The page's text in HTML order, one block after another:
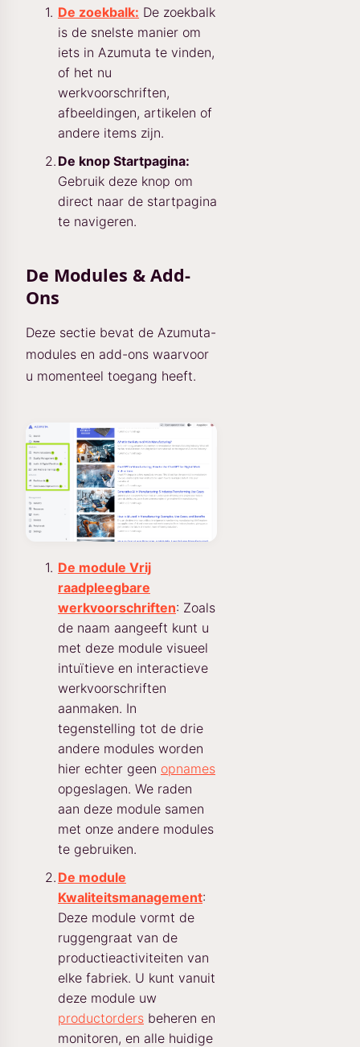
De zoekbalk: De zoekbalk
is de snelste manier om
iets in Azumuta te vinden,
of het nu
werkvoorschriften,
afbeeldingen, artikelen of
andere items zijn.
De knop Startpagina:
Gebruik deze knop om
direct naar de startpagina
te navigeren.
De Modules & Add-
Ons
Deze sectie bevat de Azumuta-
modules en add-ons waarvoor
u momenteel toegang heeft.
De module Vrij
raadpleegbare
werkvoorschriften: Zoals
de naam aangeeft kunt u
met deze module visueel
intuïtieve en interactieve
werkvoorschriften
aanmaken. In
tegenstelling tot de drie
andere modules worden
hier echter geen opnames
opgeslagen. We raden
aan deze module samen
met onze andere modules
te gebruiken.
De module
Kwaliteitsmanagement:
Deze module vormt de
ruggengraat van de
productieactiviteiten van
elke fabriek. U kunt vanuit
deze module uw
productorders beheren en
monitoren, en alle huidige